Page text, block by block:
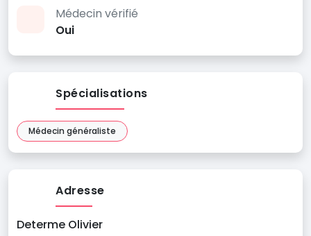
Médecin vérifié
Oui
Spécialisations
Médecin généraliste
Adresse
Determe Olivier